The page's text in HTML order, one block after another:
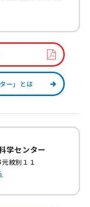
ー」とは
学センター
紋別１１